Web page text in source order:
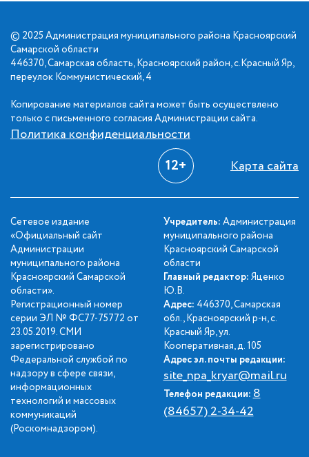
© 2025 Администрация муниципального района Красноярский
Самарской области
446370, Самарская область, Красноярский район, с.Красный Яр,
переулок Коммунистический, 4
Копирование материалов сайта может быть осуществлено
только с письменного согласия Администрации сайта.
Политика конфиденциальности
12+ Карта сайта
Сетевое издание
«Официальный сайт
Администрации
муниципального района
Красноярский Самарской
области».
Регистрационный номер
серии ЭЛ № ФС77-75772 от
23.05.2019. СМИ
зарегистрировано
Федеральной службой по
надзору в сфере связи,
информационных
технологий и массовых
коммуникаций
(Роскомнадзором).
Учредитель: Администрация
муниципального района
Красноярский Самарской
области
Главный редактор: Яценко
Ю.В.
Адрес: 446370, Самарская
обл., Красноярский р-н, с.
Красный Яр, ул.
Кооперативная, д. 105
Адрес эл. почты редакции:
site_npa_kryar@mail.ru
Телефон редакции:8
(84657) 2-34-42